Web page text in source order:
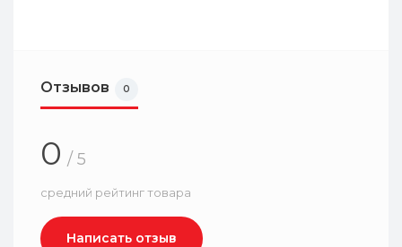
Отзывов 0
0 / 5
средний рейтинг товара
Написать отзыв